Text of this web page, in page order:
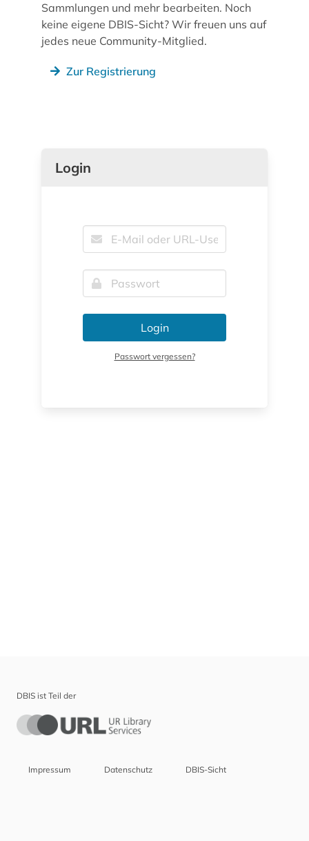
Sammlungen und mehr bearbeiten. Noch
keine eigene DBIS-Sicht? Wir freuen uns auf
jedes neue Community-Mitglied.
Zur Registrierung
Login
Login
Passwort vergessen?
DBIS ist Teil der
Impressum Datenschutz DBIS-Sicht